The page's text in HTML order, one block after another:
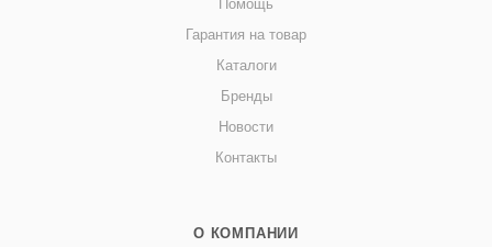
Помощь
Гарантия на товар
Каталоги
Бренды
Новости
Контакты
О КОМПАНИИ